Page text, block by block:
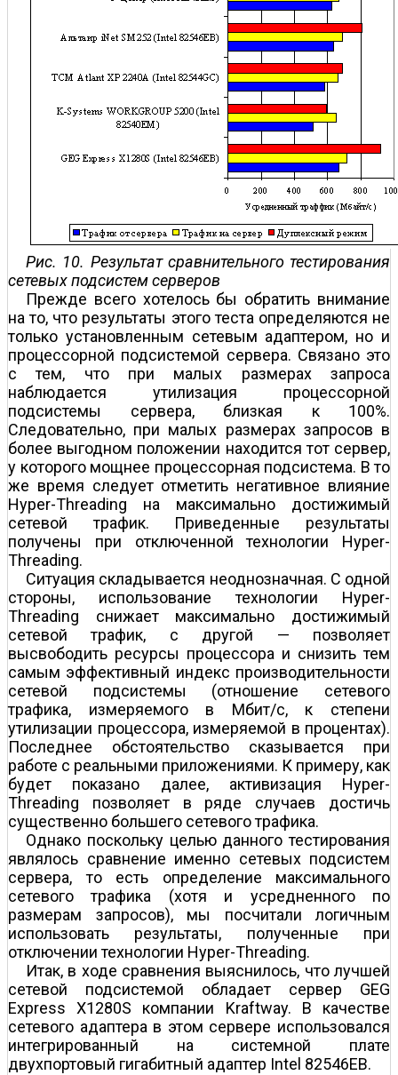
Рис. 10. Результат сравнительного тестирования
сетевых подсистем серверов
Прежде всего хотелось бы обратить внимание
на то, что результаты этого теста определяются не
только установленным сетевым адаптером, но и
процессорной подсистемой сервера. Связано это
с тем, что при малых размерах запроса
наблюдается утилизация процессорной
подсистемы сервера, близкая к 100%.
Следовательно, при малых размерах запросов в
более выгодном положении находится тот сервер,
у которого мощнее процессорная подсистема. В то
же время следует отметить негативное влияние
Hyper-Threading на максимально достижимый
сетевой трафик. Приведенные результаты
получены при отключенной технологии Hyper-
Threading.
Ситуация складывается неоднозначная. С одной
стороны, использование технологии Hyper-
Threading снижает максимально достижимый
сетевой трафик, с другой — позволяет
высвободить ресурсы процессора и снизить тем
самым эффективный индекс производительности
сетевой подсистемы (отношение сетевого
трафика, измеряемого в Мбит/с, к степени
утилизации процессора, измеряемой в процентах).
Последнее обстоятельство сказывается при
работе с реальными приложениями. К примеру, как
будет показано далее, активизация Hyper-
Threading позволяет в ряде случаев достичь
существенно большего сетевого трафика.
Однако поскольку целью данного тестирования
являлось сравнение именно сетевых подсистем
сервера, то есть определение максимального
сетевого трафика (хотя и усредненного по
размерам запросов), мы посчитали логичным
использовать результаты, полученные при
отключении технологии Hyper-Threading.
Итак, в ходе сравнения выяснилось, что лучшей
сетевой подсистемой обладает сервер GEG
Express X1280S компании Kraftway. В качестве
сетевого адаптера в этом сервере использовался
интегрированный на системной плате
двухпортовый гигабитный адаптер Intel 82546EB.